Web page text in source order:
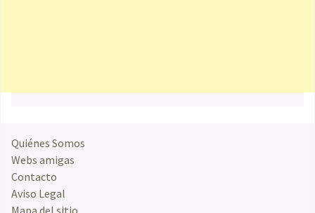
Quiénes Somos
Webs amigas
Contacto
Aviso Legal
Mapa del sitio